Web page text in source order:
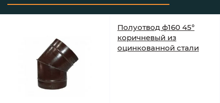
Полуотвод ф160 45°
коричневый из
оцинкованной стали